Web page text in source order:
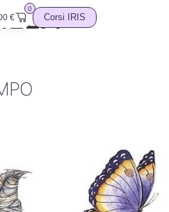
€
0
Corsi IRIS